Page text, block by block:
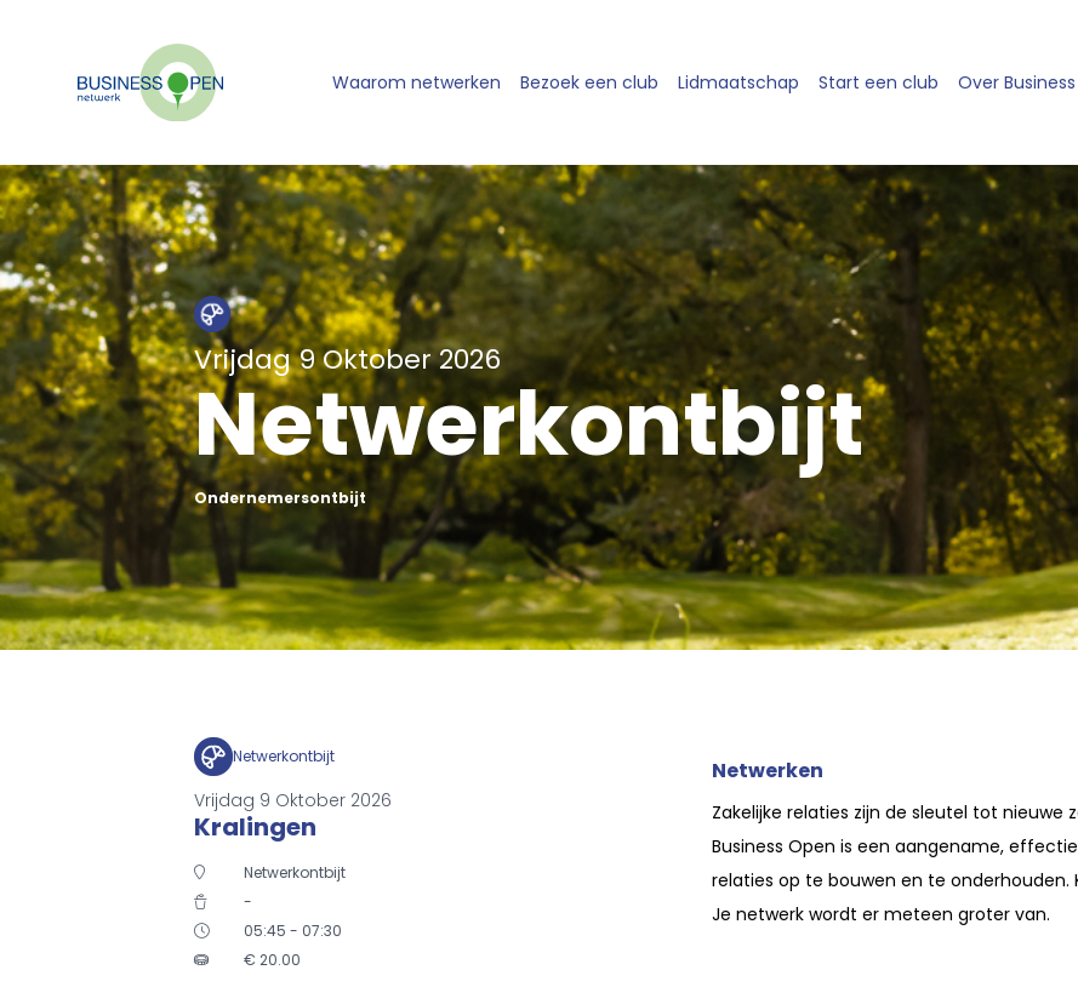
Waarom netwerken Bezoek een club Lidmaatschap Start een club Over
Vrijdag 9 Oktober 2026
Netwerkontbijt
Ondernemersontbijt
Netwerkontbijt
Vrijdag 9 Oktober 2026
Kralingen
Netwerkontbijt
-
05:45 - 07:30
€ 20.00
Netwerken
Zakelijke relaties zijn de sleutel tot nieuwe
Business Open is een aangename,
relaties op te bouwen en te onderhouden.
Je netwerk wordt er meteen groter van.